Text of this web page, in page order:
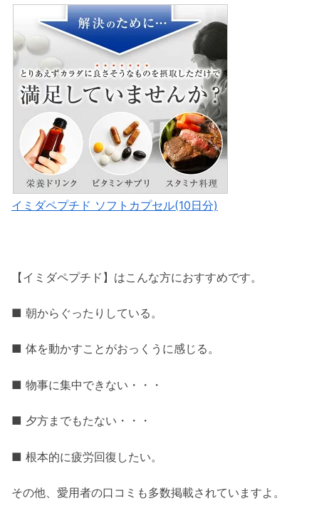
イミダペプチド ソフトカプセル(10日分)
【イミダペプチド】はこんな方におすすめです。
■ 朝からぐったりしている。
■ 体を動かすことがおっくうに感じる。
■ 物事に集中できない・・・
■ 夕方までもたない・・・
■ 根本的に疲労回復したい。
その他、愛用者の口コミも多数掲載されていますよ。